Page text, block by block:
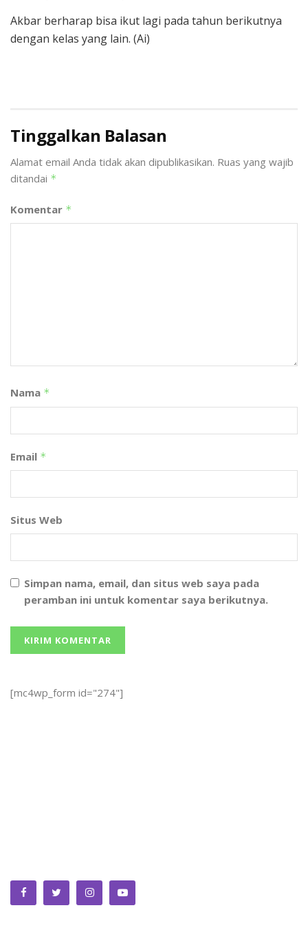
Akbar berharap bisa ikut lagi pada tahun berikutnya
dengan kelas yang lain. (Ai)
Tinggalkan Balasan
Alamat email Anda tidak akan dipublikasikan. Ruas yang wajib
ditandai *
Komentar *
Nama *
Email *
Situs Web
Simpan nama, email, dan situs web saya pada
peramban ini untuk komentar saya berikutnya.
[mc4wp_form id="274"]